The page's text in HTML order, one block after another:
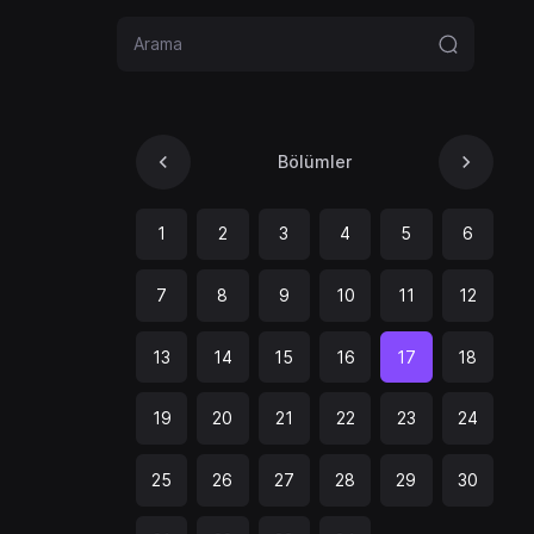
Bölümler
1 2 3 4 5 6
7 8 9 10 11 12
13 14 15 16 17 18
19 20 21 22 23 24
25 26 27 28 29 30